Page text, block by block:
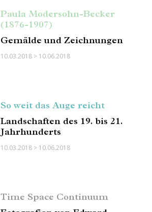
Paula Modersohn-Becker
(1876-1907)
Gemälde und Zeichnungen
10.03.2018 > 10.06.2018
So weit das Auge reicht
Landschaften des 19. bis 21.
Jahrhunderts
10.03.2018 > 10.06.2018
Time Space Continuum